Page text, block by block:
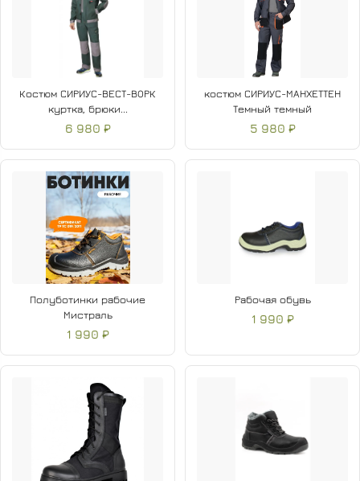
Костюм СИРИУС-ВЕСТ-ВОРК
куртка, брюки...
6 980 ₽
костюм СИРИУС-МАНХЕТТЕН
Темный темный
5 980 ₽
Полуботинки рабочие
Мистраль
1 990 ₽
Рабочая обувь
1 990 ₽